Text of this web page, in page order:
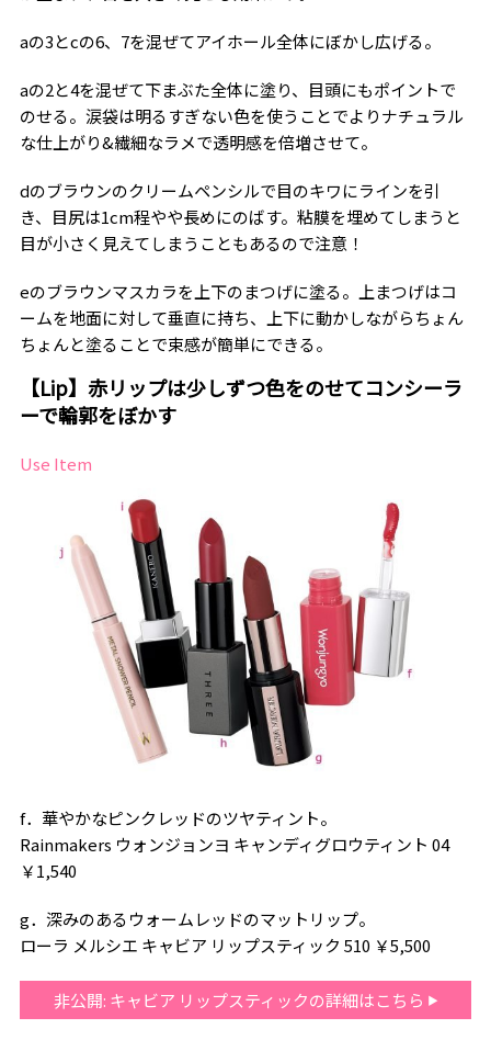
aの3とcの6、7を混ぜてアイホール全体にぼかし広げる。
aの2と4を混ぜて下まぶた全体に塗り、目頭にもポイントで
のせる。涙袋は明るすぎない色を使うことでよりナチュラル
な仕上がり&繊細なラメで透明感を倍増させて。
dのブラウンのクリームペンシルで目のキワにラインを引
き、目尻は1cm程やや長めにのばす。粘膜を埋めてしまうと
目が小さく見えてしまうこともあるので注意！
eのブラウンマスカラを上下のまつげに塗る。上まつげはコ
ームを地面に対して垂直に持ち、上下に動かしながらちょん
ちょんと塗ることで束感が簡単にできる。
【Lip】赤リップは少しずつ色をのせてコンシーラ
ーで輪郭をぼかす
Use Item
f．華やかなピンクレッドのツヤティント。
Rainmakers ウォンジョンヨ キャンディグロウティント 04
￥1,540
g．深みのあるウォームレッドのマットリップ。
ローラ メルシエ キャビア リップスティック 510 ￥5,500
非公開: キャビア リップスティックの詳細はこちら